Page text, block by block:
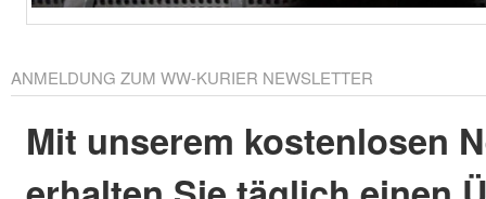
ANMELDUNG ZUM WW-KURIER NEWSLETTER
Mit unserem kostenlosen